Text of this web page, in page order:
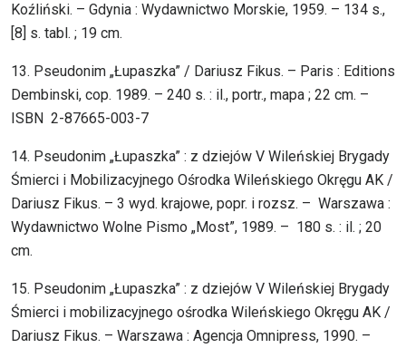
Koźliński. – Gdynia : Wydawnictwo Morskie, 1959. – 134 s.,
[8] s. tabl. ; 19 cm.
13. Pseudonim „Łupaszka” / Dariusz Fikus. – Paris : Editions
Dembinski, cop. 1989. – 240 s. : il., portr., mapa ; 22 cm. –
ISBN 2-87665-003-7
14. Pseudonim „Łupaszka” : z dziejów V Wileńskiej Brygady
Śmierci i Mobilizacyjnego Ośrodka Wileńskiego Okręgu AK /
Dariusz Fikus. – 3 wyd. krajowe, popr. i rozsz. – Warszawa :
Wydawnictwo Wolne Pismo „Most”, 1989. – 180 s. : il. ; 20
cm.
15. Pseudonim „Łupaszka” : z dziejów V Wileńskiej Brygady
Śmierci i mobilizacyjnego ośrodka Wileńskiego Okręgu AK /
Dariusz Fikus. – Warszawa : Agencja Omnipress, 1990. –